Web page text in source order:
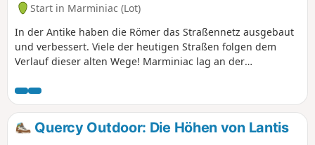
Start in Marminiac (Lot)
In der Antike haben die Römer das Straßennetz ausgebaut
und verbessert. Viele der heutigen Straßen folgen dem
Verlauf dieser alten Wege! Marminiac lag an der
idyllischen Wanderung entdecken Sie eine unberührte
ländliche Landschaft, und wer weiß – vielleicht stoßen Sie
an einer Wegbiegung auf die Spuren dieser antiken
Straßen!Quercy Outdoor: Die Höhen von Lantis